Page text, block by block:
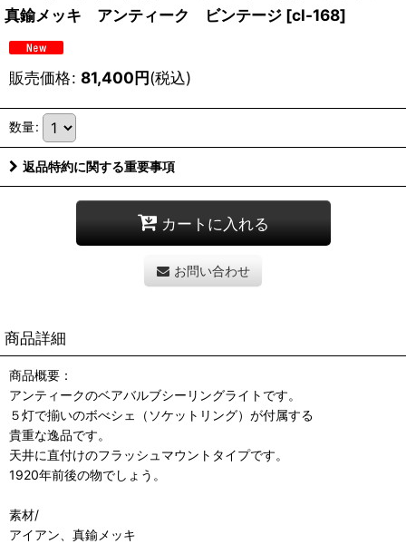
真鍮メッキ アンティーク ビンテージ [cl-168]
販売価格: 81,400円(税込)
数量:
返品特約に関する重要事項
カートに入れる
お問い合わせ
商品詳細
商品概要：
アンティークのベアバルブシーリングライトです。
５灯で揃いのボべシェ（ソケットリング）が付属する
貴重な逸品です。
天井に直付けのフラッシュマウントタイプです。
1920年前後の物でしょう。
素材/
アイアン、真鍮メッキ